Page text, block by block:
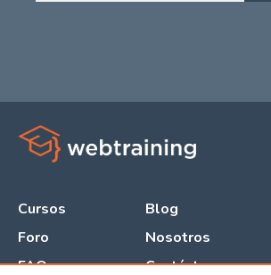
Cursos
Foro
FAQ
Blog
Nosotros
Contáctanos